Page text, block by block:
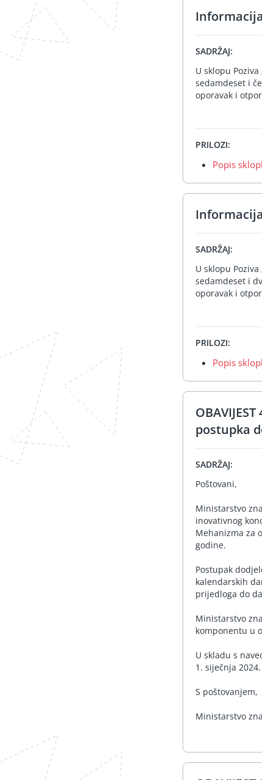
SADRŽAJ:
U sklopu
sedamdeset i
oporavak i
PRILOZI:
Popis
SADRŽAJ:
U sklopu
sedamdeset i
oporavak i
PRILOZI:
Popis
postupka
SADRŽAJ:
Poštovani,
Ministarstvo
inovativnog
Mehanizma za
godine.
Postupak
kalendarskih
prijedloga do
Ministarstvo
komponentu u
U skladu s
1. siječnja
S poštovanjem,
Ministarstvo